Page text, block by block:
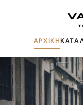
ΑΡΧΙΚΗ